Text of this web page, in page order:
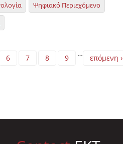
Ψηφιακό Περιεχόμενο
6 7 8 9 … επόμενη ›